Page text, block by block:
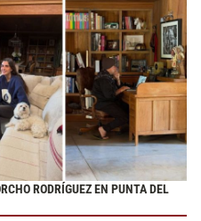
RODRÍGUEZ EN PUNTA DEL